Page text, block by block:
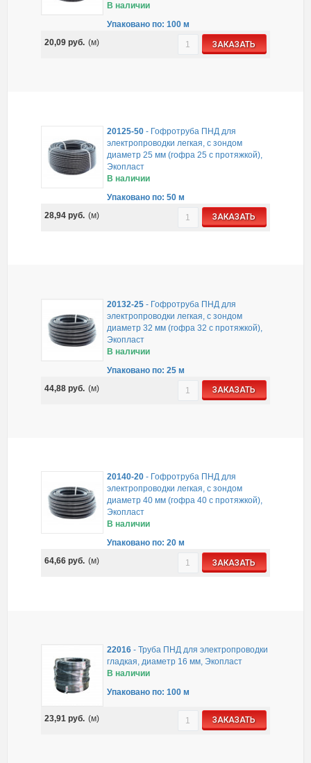
В наличии
Упаковано по: 100 м
20,09руб. (м) ЗАКАЗАТЬ
20125-50 - Гофротруба ПНД для
электропроводки легкая, с зондом
диаметр 25 мм (гофра 25 с протяжкой),
Экопласт
В наличии
Упаковано по: 50 м
28,94руб. (м) ЗАКАЗАТЬ
20132-25 - Гофротруба ПНД для
электропроводки легкая, с зондом
диаметр 32 мм (гофра 32 с протяжкой),
Экопласт
В наличии
Упаковано по: 25 м
44,88руб. (м) ЗАКАЗАТЬ
20140-20 - Гофротруба ПНД для
электропроводки легкая, с зондом
диаметр 40 мм (гофра 40 с протяжкой),
Экопласт
В наличии
Упаковано по: 20 м
64,66руб. (м) ЗАКАЗАТЬ
22016 -Труба ПНД для электропроводки
гладкая, диаметр 16 мм, Экопласт
В наличии
Упаковано по: 100 м
23,91руб. (м) ЗАКАЗАТЬ